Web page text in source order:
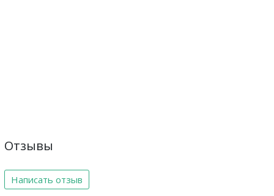
Отзывы
Написать отзыв